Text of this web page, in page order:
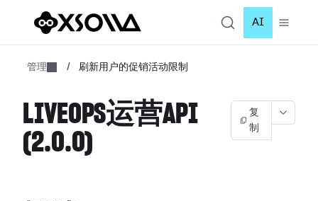
AI
管理 / 刷新用户的促销活动限制
LIVEOPS运营API
(2.0.0)
复
制